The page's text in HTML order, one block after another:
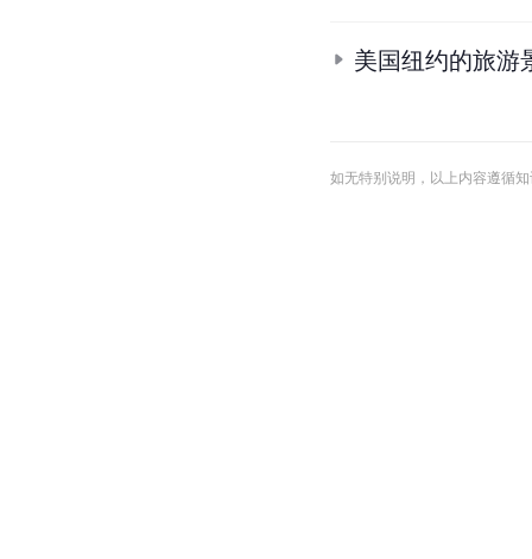
美国纽约的旅游
如无特别说明，以上内容遵循